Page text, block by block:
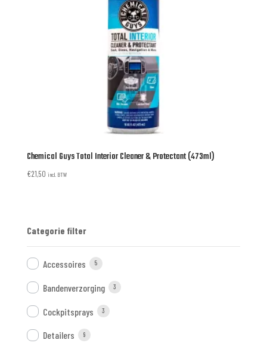
Chemical Guys Total Interior Cleaner & Protectant (473ml)
€21,50 incl. BTW
Categorie filter
Accessoires 5
Bandenverzorging 3
Cockpitsprays 3
Detailers 9